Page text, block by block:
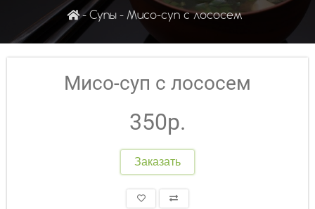
Супы Мисо-суп с лососем
Мисо-суп с лососем
350р.
Заказать